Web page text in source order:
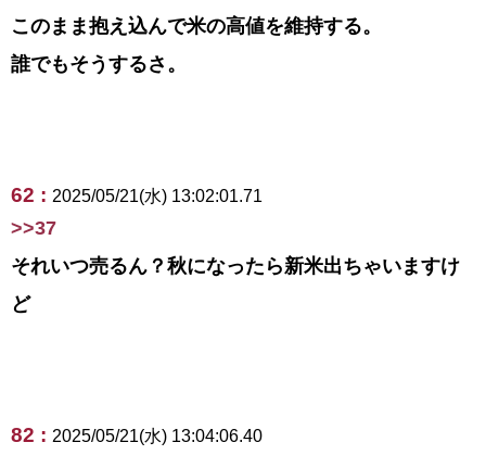
このまま抱え込んで米の高値を維持する。
誰でもそうするさ。
62 : 2025/05/21(水) 13:02:01.71
>>37
それいつ売るん？秋になったら新米出ちゃいますけ
ど
82 : 2025/05/21(水) 13:04:06.40